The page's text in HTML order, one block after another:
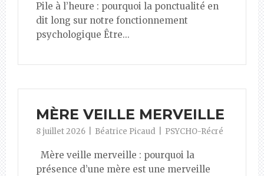
Pile à l’heure : pourquoi la ponctualité en
dit long sur notre fonctionnement
psychologique Être...
MÈRE VEILLE MERVEILLE
8 juillet 2026 Béatrice Picaud PSYCHO-Récré
Mère veille merveille : pourquoi la
présence d’une mère est une merveille